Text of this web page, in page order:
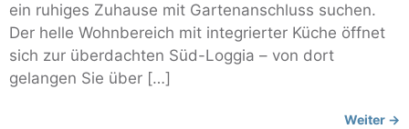
ein ruhiges Zuhause mit Gartenanschluss suchen.
Der helle Wohnbereich mit integrierter Küche öffnet
sich zur überdachten Süd-Loggia – von dort
gelangen Sie über […]
Weiter →